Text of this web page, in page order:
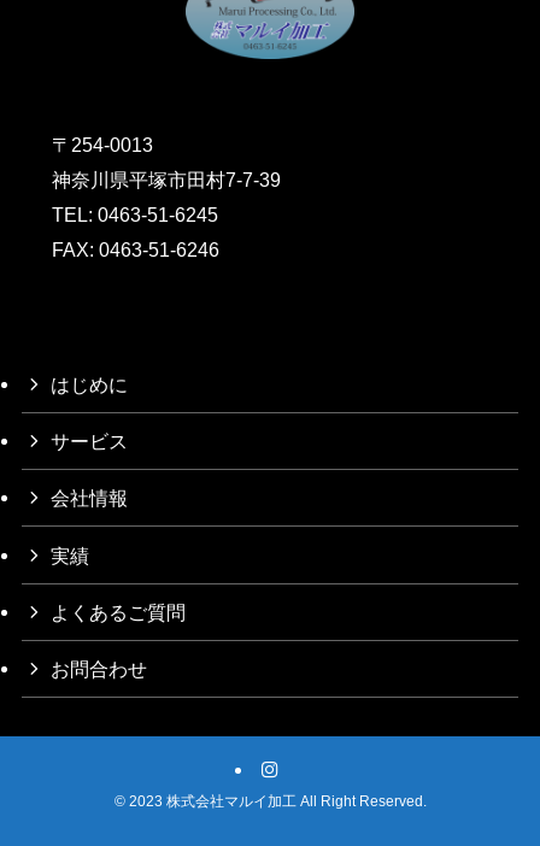
〒254-0013
神奈川県平塚市田村7-7-39
TEL: 0463-51-6245
FAX: 0463-51-6246
はじめに
サービス
会社情報
実績
よくあるご質問
お問合わせ
©2023 株式会社マルイ加工 All Right Reserved.